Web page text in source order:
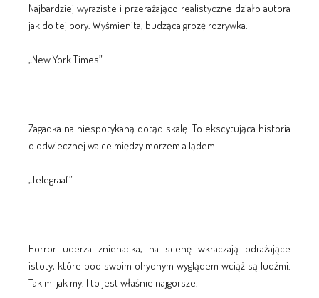
Najbardziej wyraziste i przerażająco realistyczne działo autora
jak do tej pory. Wyśmienita, budząca grozę rozrywka.
„New York Times”
Zagadka na niespotykaną dotąd skalę. To ekscytująca historia
o odwiecznej walce między morzem a lądem.
„Telegraaf”
Horror uderza znienacka, na scenę wkraczają odrażające
istoty, które pod swoim ohydnym wyglądem wciąż są ludźmi.
Takimi jak my. I to jest właśnie najgorsze.